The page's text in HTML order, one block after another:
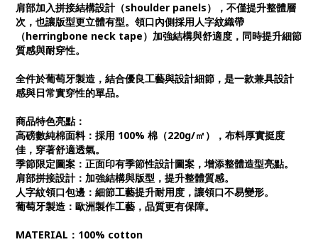
肩部加入拼接結構設計（shoulder panels），不僅提升整體層
次，也讓版型更立體有型。領口內側採用人字紋織帶
（herringbone neck tape）加強結構與舒適度，同時提升細節
質感與耐穿性。
全件於葡萄牙製造，結合優良工藝與設計細節，是一款兼具設計
感與日常實穿性的單品。
商品特色亮點：
高磅數純棉面料：採用 100% 棉（220g/㎡），布料厚實挺度
佳，穿著舒適透氣。
季節限定圖案：正面印有季節性設計圖案，增添整體造型亮點。
肩部拼接設計：加強結構與版型，提升整體質感。
人字紋領口包邊：細節工藝提升耐用度，讓領口不易變形。
葡萄牙製造：歐洲製作工藝，品質更有保障。
MATERIAL：100% cotton